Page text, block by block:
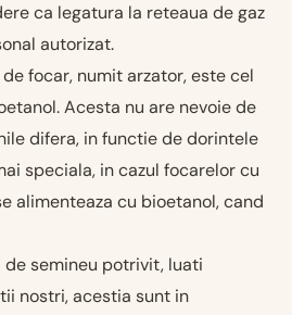
ca legatura la reteaua de gaz
autorizat.
focar, numit arzator, este cel
Acesta nu are nevoie de
difera, in functie de dorintele
speciala, in cazul focarelor cu
alimenteaza cu bioetanol, cand
de semineu potrivit, luati
nostri, acestia sunt in